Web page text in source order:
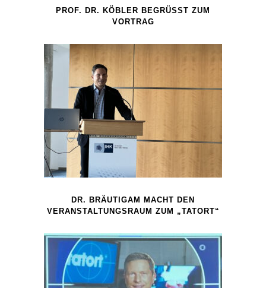
PROF. DR. KÖBLER BEGRÜSST ZUM V
ORTRAG
DR. BRÄUTIGAM MACHT DEN
VERANSTALTUNGSRAUM ZUM „TATORT“